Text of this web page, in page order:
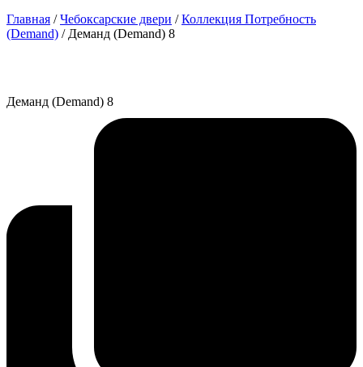
Главная /Чебоксарские двери /Коллекция Потребность
(Demand) / Деманд (Demand) 8
Деманд (Demand) 8